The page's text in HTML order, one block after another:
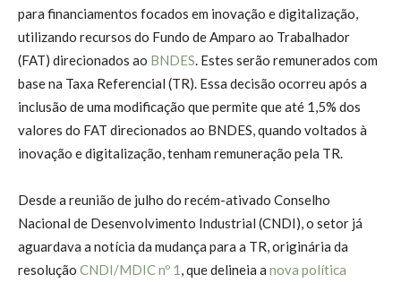
para financiamentos focados em inovação e digitalização,
utilizando recursos do Fundo de Amparo ao Trabalhador
(FAT) direcionados ao BNDES . Estes serão remunerados com
base na Taxa Referencial (TR). Essa decisão ocorreu após a
inclusão de uma modificação que permite que até 1,5% dos
valores do FAT direcionados ao BNDES, quando voltados à
inovação e digitalização, tenham remuneração pela TR.
Desde a reunião de julho do recém-ativado Conselho
Nacional de Desenvolvimento Industrial (CNDI), o setor já
aguardava a notícia da mudança para a TR, originária da
resolução CNDI/MDIC nº 1 , que delineia a nova política